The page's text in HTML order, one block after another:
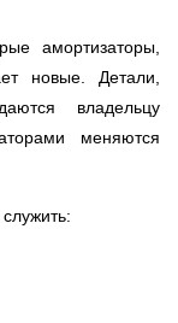
амортизаторы,
новые. Детали,
владельцу
меняются